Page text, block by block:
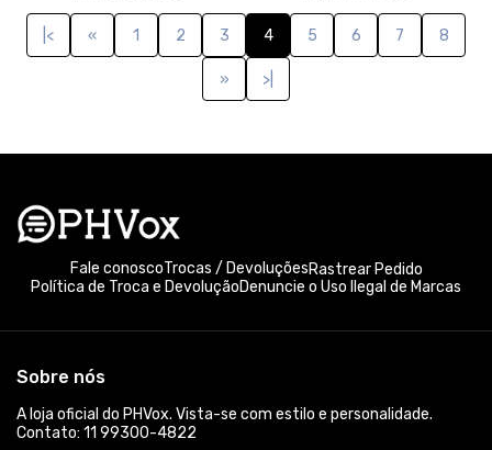
Formas de pagamento
Acompanhe-nos: